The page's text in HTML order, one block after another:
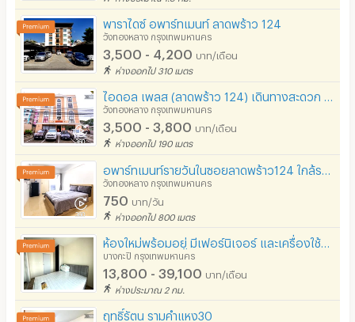
พาราไดซ์ อพาร์ทเมนท์ ลาดพร้าว 124
วังทองหลาง กรุงเทพมหานคร
3,500 - 4,200 บาท/เดือน
ห่างออกไป 310 เมตร
วังทองหลาง กรุงเทพมหานคร
3,500 - 3,800 บาท/เดือน
ห่างออกไป 190 เมตร
วังทองหลาง กรุงเทพมหานคร
750 บาท/วัน
ห่างออกไป 800 เมตร
บางกะปิ กรุงเทพมหานคร
13,800 - 39,100 บาท/เดือน
ห่างประมาณ 2 กม.
ฤทธิ์รัตน รามคำแหง30